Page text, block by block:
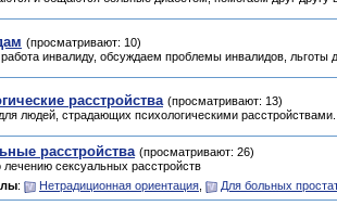
(просматривают: 10)
инвалиду, обсуждаем проблемы инвалидов, льготы
расстройства (просматривают: 13)
людей, страдающих психологическими расстройствами.
расстройства (просматривают: 26)
сексуальных расстройств
: Нетрадиционная ориентация Для больных